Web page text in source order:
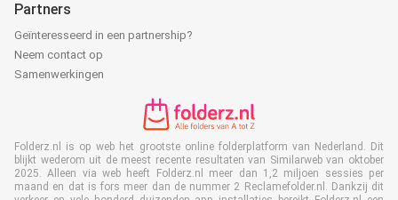
Partners
Geïnteresseerd in een partnership?
Neem contact op
Samenwerkingen
Folderz.nl is op web het grootste online folderplatform van Nederland. Dit
blijkt wederom uit de meest recente resultaten van Similarweb van oktober
2025. Alleen via web heeft Folderz.nl meer dan 1,2 miljoen sessies per
maand en dat is fors meer dan de nummer 2 Reclamefolder.nl. Dankzij dit